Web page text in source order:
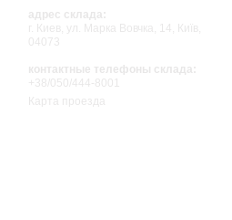
адрес склада:
г. Киев, ул. Марка Вовчка, 14, Київ,
04073
контактные телефоны склада:
+38/050/444-8001
Карта проезда